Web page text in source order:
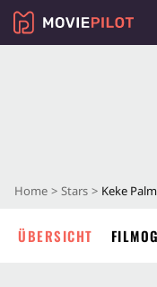
Home Stars Keke
ÜBERSICHT